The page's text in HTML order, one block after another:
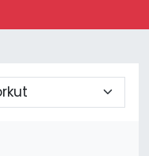
Fikstür